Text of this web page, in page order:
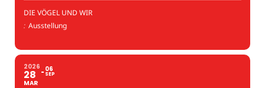
DIE VÖGEL UND WIR
: Ausstellung
2026
28
MAR
06
SEP